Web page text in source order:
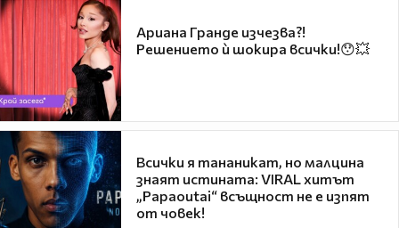
Ариана Гранде изчезва?!
Решението ѝ шокира всички!😯💥
Всички я тананикат, но малцина
знаят истината: VIRAL хитът
„Papaoutai“ всъщност не е изпят
от човек!